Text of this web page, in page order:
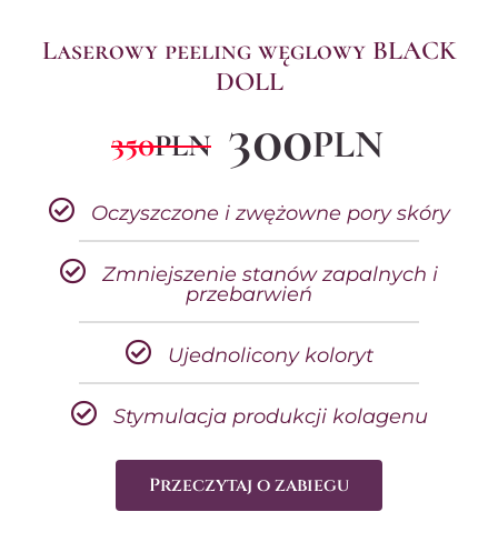
Laserowy peeling węglowy BLACK
DOLL
350PLN 300PLN
Oczyszczone i zwężowne pory skóry
Zmniejszenie stanów zapalnych i
przebarwień
Ujednolicony koloryt
Stymulacja produkcji kolagenu
Przeczytaj o zabiegu